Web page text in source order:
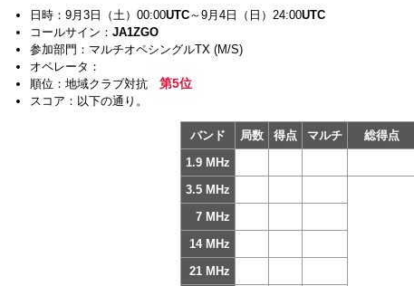
日時：9月3日（土）00:00UTC～9月4日（日）24:00UTC
コールサイン： JA1ZGO
参加部門：マルチオペシングルTX (M/S)
オペレータ：
順位：地域クラブ対抗 第5位
スコア：以下の通り。
バンド 局数 得点 マルチ
総得点
1.9 MHz
3.5 MHz
7 MHz
14 MHz
21 MHz